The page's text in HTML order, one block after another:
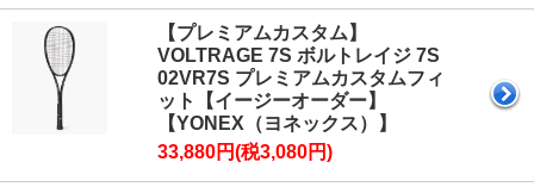
【プレミアムカスタム】
VOLTRAGE 7S ボルトレイジ 7S
02VR7S プレミアムカスタムフィ
ット【イージーオーダー】
【YONEX（ヨネックス）】
33,880円(税3,080円)